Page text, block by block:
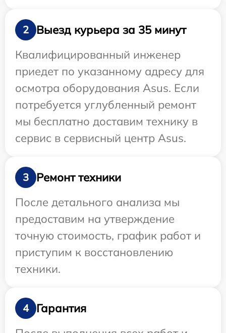
2
Выезд курьера за 35 минут
Квалифицированный инженер
приедет по указанному адресу для
осмотра оборудования Asus. Если
потребуется углубленный ремонт
мы бесплатно доставим технику в
сервис в сервисный центр Asus.
3
Ремонт техники
После детального анализа мы
предоставим на утверждение
точную стоимость, график работ и
приступим к восстановлению
техники.
4
Гарантия